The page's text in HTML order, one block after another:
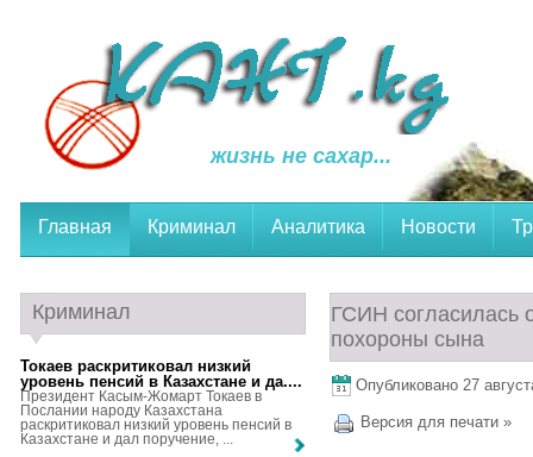
жизнь не сахар...
Главная Криминал Аналитика Новости
ГСИН согласилась
похороны сына
Опубликовано 27
Версия для печати »
Криминал
Токаев раскритиковал низкий
уровень пенсий в Казахстане и да....
Президент Касым-Жомарт Токаев в
Послании народу Казахстана
раскритиковал низкий уровень пенсий в
Казахстане и дал поручение, ...